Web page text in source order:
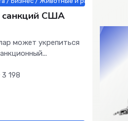
санкций США
может укрепиться
3 198